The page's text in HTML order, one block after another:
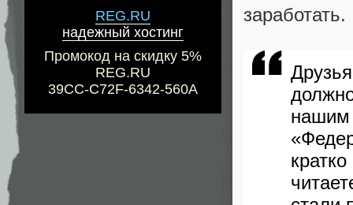
REG.RU
надежный хостинг
Промокод на скидку 5%
REG.RU
39CC-C72F-6342-560A
заработать.
нашим